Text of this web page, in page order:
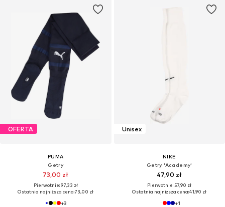
OFERTA
PUMA
Getry
73,00 zł
Pierwotnie: 97,33 zł
Ostatnia najniższa cena:73,00 zł
+3
Unisex
NIKE
Getry 'Academy'
47,90 zł
Pierwotnie: 57,90 zł
Ostatnia najniższa cena:41,90 zł
+1